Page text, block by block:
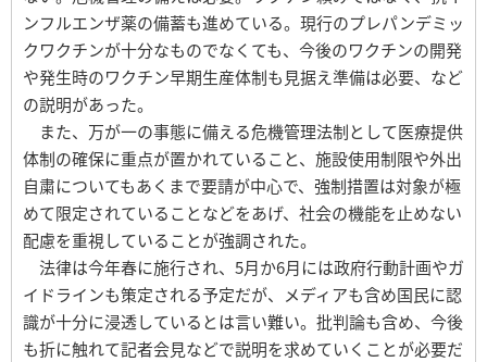
ンフルエンザ薬の備蓄も進めている。現行のプレパンデミッ
クワクチンが十分なものでなくても、今後のワクチンの開発
や発生時のワクチン早期生産体制も見据え準備は必要、など
の説明があった。
また、万が一の事態に備える危機管理法制として医療提供
体制の確保に重点が置かれていること、施設使用制限や外出
自粛についてもあくまで要請が中心で、強制措置は対象が極
めて限定されていることなどをあげ、社会の機能を止めない
配慮を重視していることが強調された。
法律は今年春に施行され、5月か6月には政府行動計画やガ
イドラインも策定される予定だが、メディアも含め国民に認
識が十分に浸透しているとは言い難い。批判論も含め、今後
も折に触れて記者会見などで説明を求めていくことが必要だ